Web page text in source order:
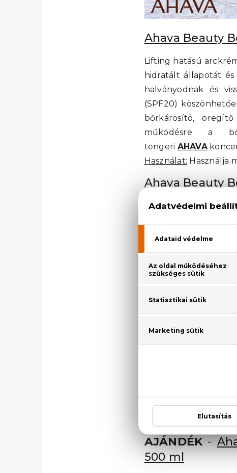
Ahava Beauty
Lifting hatású
hidratált állapotát
halványodnak és
(SPF20)
bőrkárosító,
működésre a
tengeri AHAVA
Használat: Használja
Ahava Beauty
Speciális éjszakai
hatásának
bőr
működésre a bőrt,
követően.
fiatalosabban
AzAHAVA arcápoló
védett Osmoter™-t,
bőr
technológiáikna és
progresszív
• Érzékeny bőrre
• Parabenmentesek
AJÁNDÉK-
500 ml